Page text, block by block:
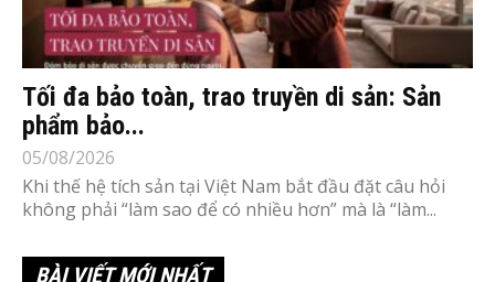
Tối đa bảo toàn, trao truyền di sản: Sản
phẩm bảo...
05/08/2026
Khi thế hệ tích sản tại Việt Nam bắt đầu đặt câu hỏi
không phải “làm sao để có nhiều hơn” mà là “làm...
BÀI VIẾT MỚI NHẤT